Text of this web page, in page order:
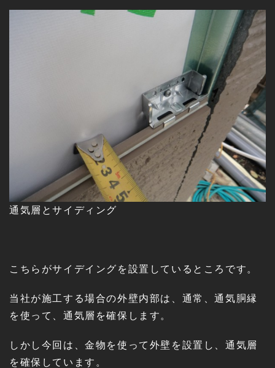
通気層とサイディング
こちらがサイデイングを設置しているところです。
当社が施工する場合の外壁内部は、通常、通気胴縁
を使って、通気層を確保します。
しかし今回は、金物を使って外壁を設置し、通気層
を確保しています。